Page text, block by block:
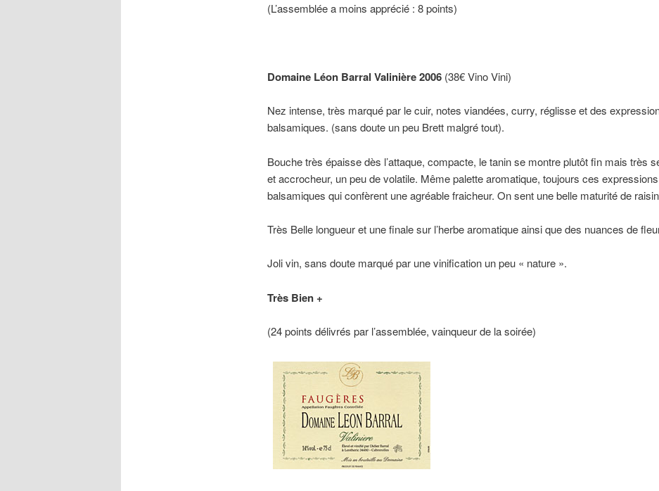
(L’assemblée a moins apprécié : 8 points)
Domaine Léon Barral Valinière 2006 (38€ Vino Vini)
Nez intense, très marqué par le cuir, notes viandées, curry, réglisse et des
balsamiques. (sans doute un peu Brett malgré tout).
Bouche très épaisse dès l’attaque, compacte, le tanin se montre plutôt fin mais très
et accrocheur, un peu de volatile. Même palette aromatique, toujours ces expressions
balsamiques qui confèrent une agréable fraicheur. On sent une belle maturité de
Très Belle longueur et une finale sur l’herbe aromatique ainsi que des nuances de
Joli vin, sans doute marqué par une vinification un peu « nature ».
Très Bien +
(24 points délivrés par l’assemblée, vainqueur de la soirée)